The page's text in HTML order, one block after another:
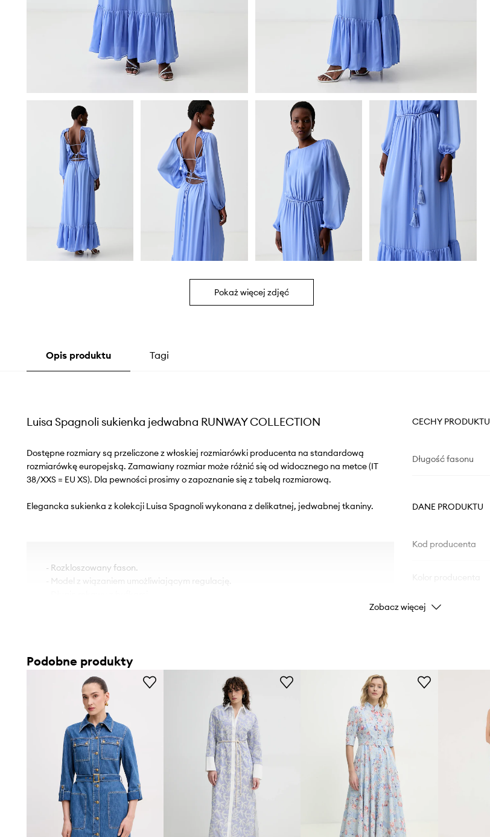
Pokaż więcej zdjęć
Opis produktu Tagi
Luisa Spagnoli sukienka jedwabna RUNWAY COLLECTION
Dostępne rozmiary są przeliczone z włoskiej rozmiarówki producenta na standardową
rozmiarówkę europejską. Zamawiany rozmiar może różnić się od widocznego na metce (IT
38/XXS = EU XS). Dla pewności prosimy o zapoznanie się z tabelą rozmiarową.
Elegancka sukienka z kolekcji Luisa Spagnoli wykonana z delikatnej, jedwabnej tkaniny.
- Rozkloszowany fason.
- Model z wiązaniem umożliwiającym regulację.
- Szerokość pod pachami: 41 cm.
- Długość: 150 cm.
- Wymiary podane dla rozmiaru: S.
CECHY PRODUKTU
Długość fasonu
DANE PRODUKTU
Kod producenta
Kolor
Producent
Zobacz więcej
Podobne produkty